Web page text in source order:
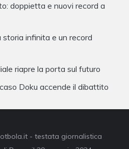
doppietta e nuovi record a
storia infinita e un record
riapre la porta sul futuro
Doku accende il dibattito
- testata giornalistica